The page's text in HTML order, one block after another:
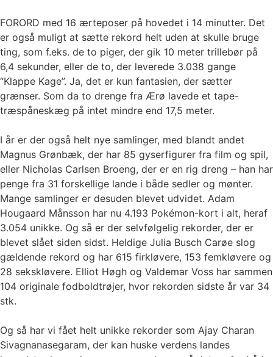
FORORD med 16 ærteposer på hovedet i 14 minutter. Det
er også muligt at sætte rekord helt uden at skulle bruge
ting, som f.eks. de to piger, der gik 10 meter trillebør på
6,4 sekunder, eller de to, der leverede 3.038 gange
“Klappe Kage”. Ja, det er kun fantasien, der sætter
grænser. Som da to drenge fra Ærø lavede et tape-
træspåneskæg på intet mindre end 17,5 meter.
I år er der også helt nye samlinger, med blandt andet
Magnus Grønbæk, der har 85 gyserfigurer fra film og spil,
eller Nicholas Carlsen Broeng, der er en rig dreng – han har
penge fra 31 forskellige lande i både sedler og mønter.
Mange samlinger er desuden blevet udvidet. Adam
Hougaard Månsson har nu 4.193 Pokémon-kort i alt, heraf
3.054 unikke. Og så er der selvfølgelig rekorder, der er
blevet slået siden sidst. Heldige Julia Busch Carøe slog
gældende rekord og har 615 firkløvere, 153 femkløvere og
28 sekskløvere. Elliot Høgh og Valdemar Voss har sammen
104 originale fodboldtrøjer, hvor rekorden sidste år var 34
stk.
Og så har vi fået helt unikke rekorder som Ajay Charan
Sivagnanasegaram, der kan huske verdens landes